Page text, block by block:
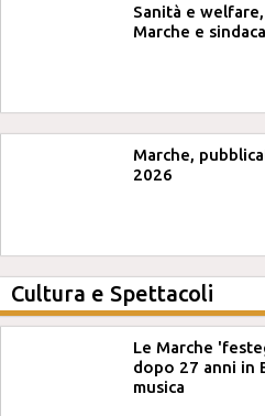
Sanità e
Marche e
Marche,
2026
Cultura e Spettacoli
Le Marche
dopo 27 anni in
musica